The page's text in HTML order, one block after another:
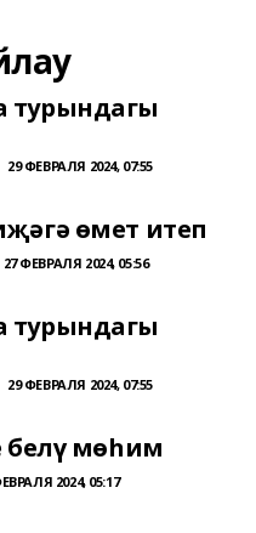
29 ФЕВРАЛЯ 2024, 07:55
өмет итеп
27 ФЕВРАЛЯ 2024, 05:56
29 ФЕВРАЛЯ 2024, 07:55
белү мөһим
2024, 05:17